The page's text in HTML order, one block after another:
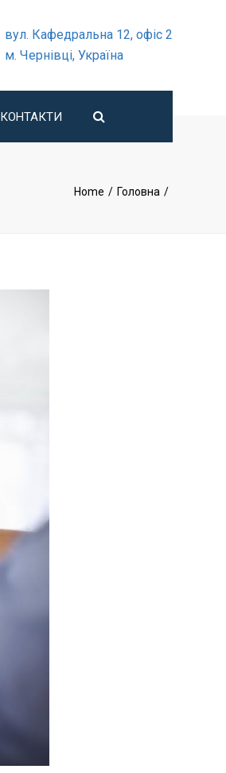
вул. Кафедральна 12, офіс 2
м. Чернівці, Україна
КОНТАКТИ
Home Головна